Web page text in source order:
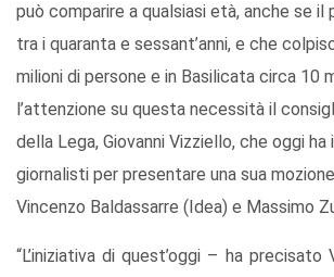
può comparire a qualsiasi età, anche se
tra i quaranta e sessant’anni, e che
milioni di persone e in Basilicata circa 10
l’attenzione su questa necessità il
della Lega, Giovanni Vizziello, che oggi
giornalisti per presentare una sua
Vincenzo Baldassarre (Idea) e Massimo
“L’iniziativa di quest’oggi – ha